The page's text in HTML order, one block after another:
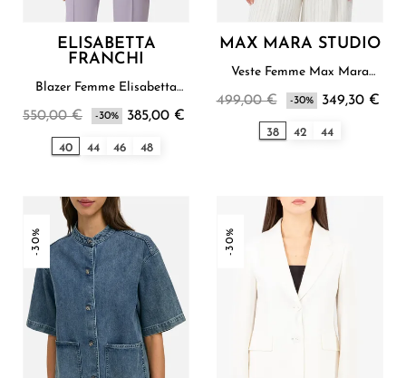
ELISABETTA
FRANCHI
Blazer Femme Elisabetta
550,00 € -30% 385,00 €
40 44 46 48
MAX MARA STUDIO
Veste Femme Max Mara
499,00 € -30% 349,30 €
38 42 44
-30% -30%